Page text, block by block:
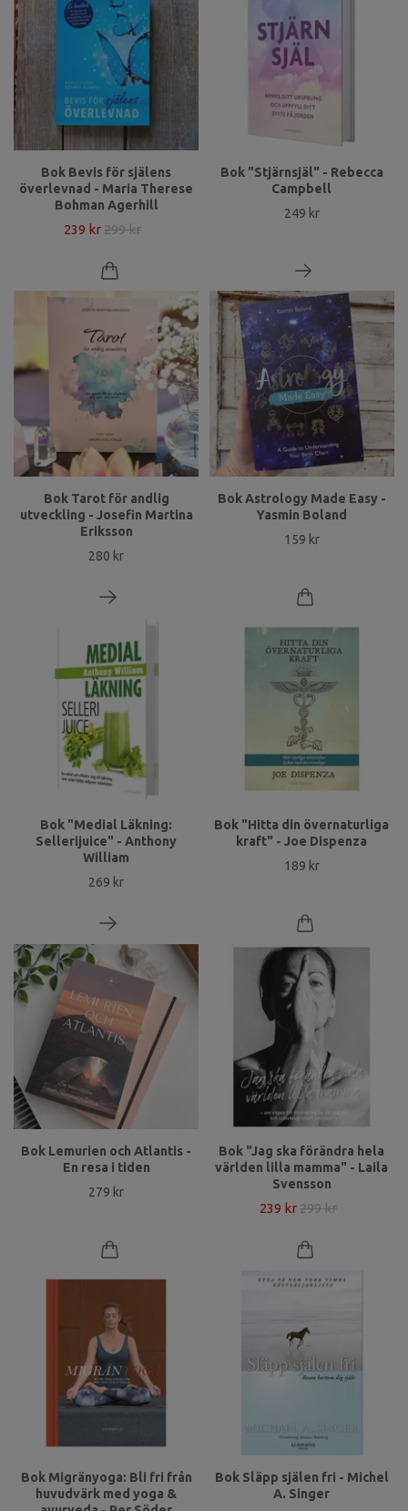
Bok Bevis för själens
överlevnad - Maria Therese
Bohman Agerhill
239 kr 299 kr
Bok "Stjärnsjäl" - Rebecca
Campbell
249 kr
Bok Tarot för andlig
utveckling - Josefin Martina
Eriksson
280 kr
Bok Astrology Made Easy -
Yasmin Boland
159 kr
Bok "Medial Läkning:
Sellerijuice" - Anthony
William
269 kr
Bok "Hitta din övernaturliga
kraft" - Joe Dispenza
189 kr
Bok Lemurien och Atlantis -
En resa i tiden
279 kr
Bok "Jag ska förändra hela
världen lilla mamma" - Laila
Svensson
239 kr299 kr
Bok Migränyoga: Bli fri från
huvudvärk med yoga &
Bok Släpp själen fri - Michel
A. Singer